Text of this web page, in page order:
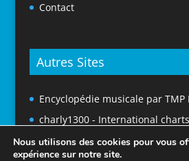
Contact
Autres Sites
Encyclopédie musicale par TMP
charly1300 - International charts
Nous utilisons des cookies pour vous
expérience sur notre site.